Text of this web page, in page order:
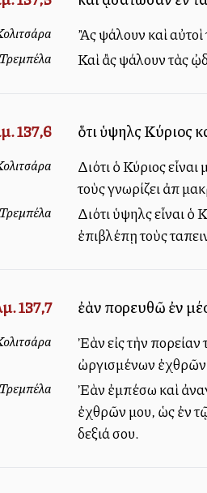
Ἂς ψάλουν καὶ αὐτοὶ
Τρεμπέλα Καὶ ἂς ψάλουν τὰς
137,6 ὅτι ὑψηλὸς Κύριος
Διότι ὁ Κύριος
τοὺς γνωρίζει ἀπὸ
Τρεμπέλα
Διότι ὑψηλὸς εἶναι
ἐπιβλέπῃ τοὺς
137,7 ἐὰν πορευθῶ ἐν
Ἐὰν εἰς τὴν πορείαν
ὠργισμένων ἐχθρῶν
Τρεμπέλα
Ἐὰν ἐμπέσω καὶ
ἐχθρῶν μου, ὡς ἐν τῷ
δεξιά σου.